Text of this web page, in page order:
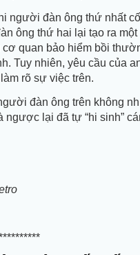
người đàn ông thứ nhất
ông thứ hai lại tạo ra
cơ quan bảo hiểm bồi
Tuy nhiên, yêu cầu của
rõ sự việc trên.
đàn ông trên không
ngược lại đã tự “hi sinh”